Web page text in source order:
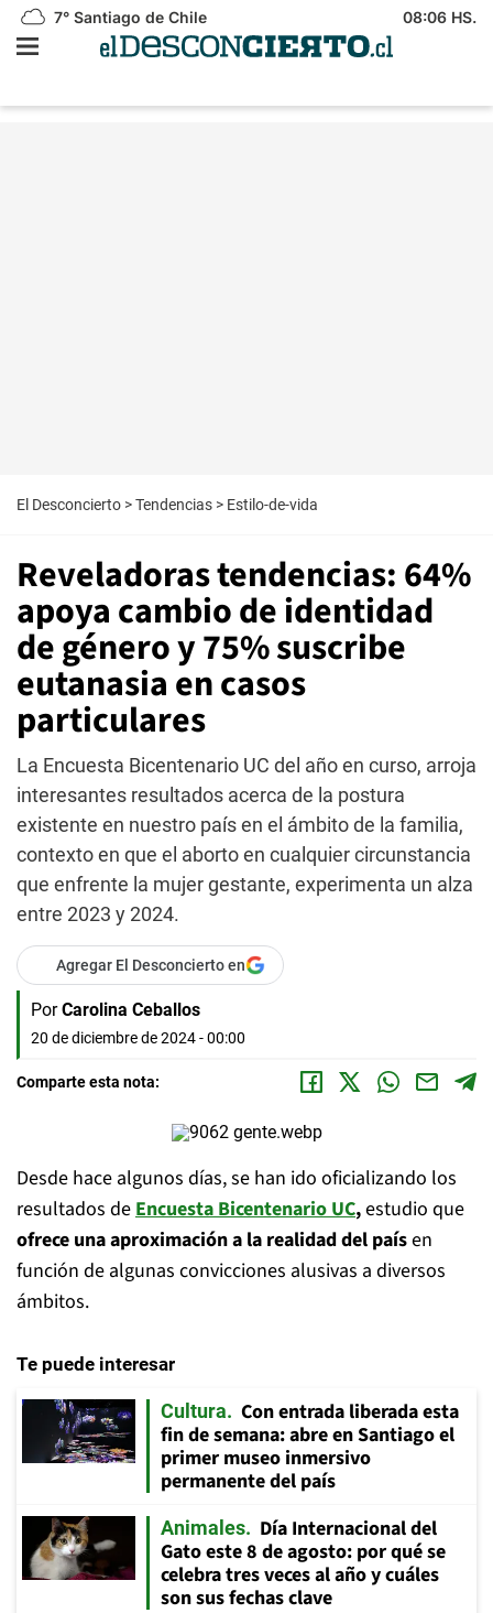
7° Santiago de Chile 08:06 HS.
El Desconcierto >Tendencias > Estilo-de-vida
Reveladoras tendencias: 64%
apoya cambio de identidad
de género y 75% suscribe
eutanasia en casos
particulares
La Encuesta Bicentenario UC del año en curso, arroja
interesantes resultados acerca de la postura
existente en nuestro país en el ámbito de la familia,
contexto en que el aborto en cualquier circunstancia
que enfrente la mujer gestante, experimenta un alza
entre 2023 y 2024.
Agregar El Desconcierto en
Por Carolina Ceballos
20 de diciembre de 2024 - 00:00
Comparte esta nota:
Desde hace algunos días, se han ido oficializando los
resultados deEncuesta Bicentenario UC,estudio que
ofrece una aproximación a la realidad del paísen
función de algunas convicciones alusivas a diversos
ámbitos.
Te puede interesar
Cultura
Con entrada liberada esta
fin de semana: abre en Santiago el
primer museo inmersivo
permanente del país
Animales
Día Internacional del
Gato este 8 de agosto: por qué se
celebra tres veces al año y cuáles
son sus fechas clave